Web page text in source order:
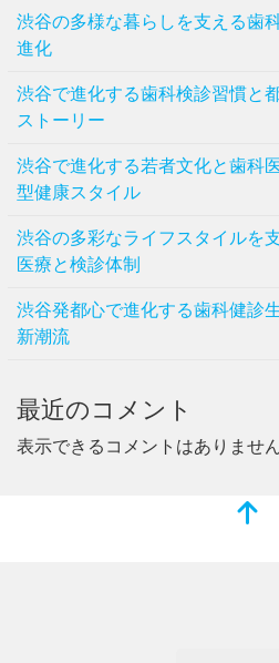
渋谷の多様な暮らしを支える歯
進化
渋谷で進化する歯科検診習慣と
ストーリー
渋谷で進化する若者文化と歯科
型健康スタイル
渋谷の多彩なライフスタイルを
医療と検診体制
渋谷発都心で進化する歯科健診
新潮流
最近のコメント
表示できるコメントはありません